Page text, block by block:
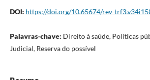
DOI: https://doi.org/10.65674/rev-
Palavras-chave: Direito à saúde, Políticas
Judicial, Reserva do possível